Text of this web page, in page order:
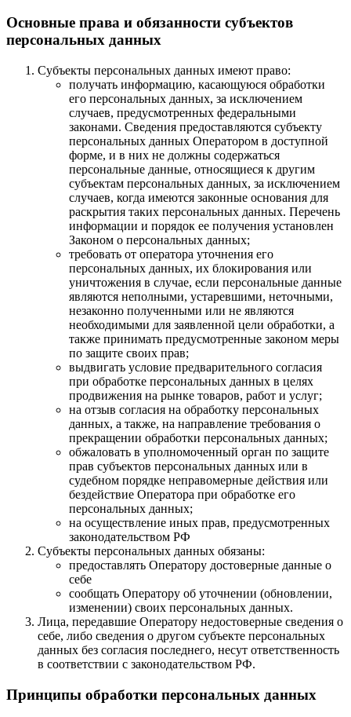
Основные права и обязанности субъектов
персональных данных
Субъекты персональных данных имеют право:
получать информацию, касающуюся обработки
его персональных данных, за исключением
случаев, предусмотренных федеральными
законами. Сведения предоставляются субъекту
персональных данных Оператором в доступной
форме, и в них не должны содержаться
персональные данные, относящиеся к другим
субъектам персональных данных, за исключением
случаев, когда имеются законные основания для
раскрытия таких персональных данных. Перечень
информации и порядок ее получения установлен
Законом о персональных данных;
требовать от оператора уточнения его
персональных данных, их блокирования или
уничтожения в случае, если персональные данные
являются неполными, устаревшими, неточными,
незаконно полученными или не являются
необходимыми для заявленной цели обработки, а
также принимать предусмотренные законом меры
по защите своих прав;
выдвигать условие предварительного согласия
при обработке персональных данных в целях
продвижения на рынке товаров, работ и услуг;
на отзыв согласия на обработку персональных
данных, а также, на направление требования о
прекращении обработки персональных данных;
обжаловать в уполномоченный орган по защите
прав субъектов персональных данных или в
судебном порядке неправомерные действия или
бездействие Оператора при обработке его
персональных данных;
на осуществление иных прав, предусмотренных
законодательством РФ
Субъекты персональных данных обязаны:
предоставлять Оператору достоверные данные о
себе
сообщать Оператору об уточнении (обновлении,
изменении) своих персональных данных.
Лица, передавшие Оператору недостоверные сведения о
себе, либо сведения о другом субъекте персональных
данных без согласия последнего, несут ответственность
в соответствии с законодательством РФ.
Принципы обработки персональных данных